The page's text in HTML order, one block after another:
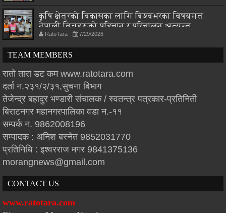
कृषि क्षेत्रको विकासका लागि बिश्वभरका विषयगत
नेपाली विज्ञहरूको पहिचान र परिचालन अत्यन्त
आवश्यक : मन्त्री चौधरी
RatoTara 7/29/2026
TEAM MEMBERS
रातो तारा डट कम www.ratotara.com
दर्ता न.२३१/२/३१,सुचना बिभाग
तेजेन्द्र बहादुर भण्डारी संचालक / स्वतन्त्र पत्रकार-प्रतिनिती
बिराटनगर महानगरपालिका वडा न.-११
सम्पर्क न. 9862008196
सम्पादक : अनिश बस्नेत 9852031770
प्रतिनिधि : इश्वरराज मगर 9841375136
morangnews@gmail.com
CONTACT US
www.ratotara.com